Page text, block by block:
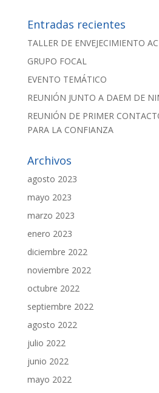
Entradas recientes
TALLER DE ENVEJECIMIENTO
GRUPO FOCAL
EVENTO TEMÁTICO
REUNIÓN JUNTO A DAEM DE
REUNIÓN DE PRIMER
PARA LA CONFIANZA
Archivos
agosto 2023
mayo 2023
marzo 2023
enero 2023
diciembre 2022
noviembre 2022
octubre 2022
septiembre 2022
agosto 2022
julio 2022
junio 2022
mayo 2022